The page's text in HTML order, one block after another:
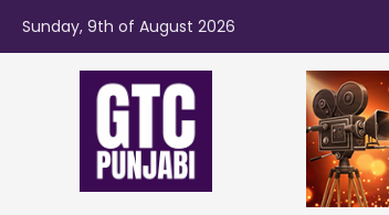
Sunday, 9th of August 2026